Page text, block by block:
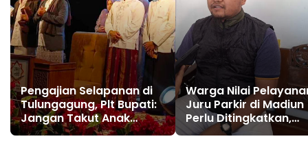
Pengajian Selapanan di
Tulungagung, Plt Bupati:
Jangan Takut Anak
Ramai di Masjid
Warga Nilai
Juru Parkir di Madiun
Perlu Ditingkatkan,
Utamakan